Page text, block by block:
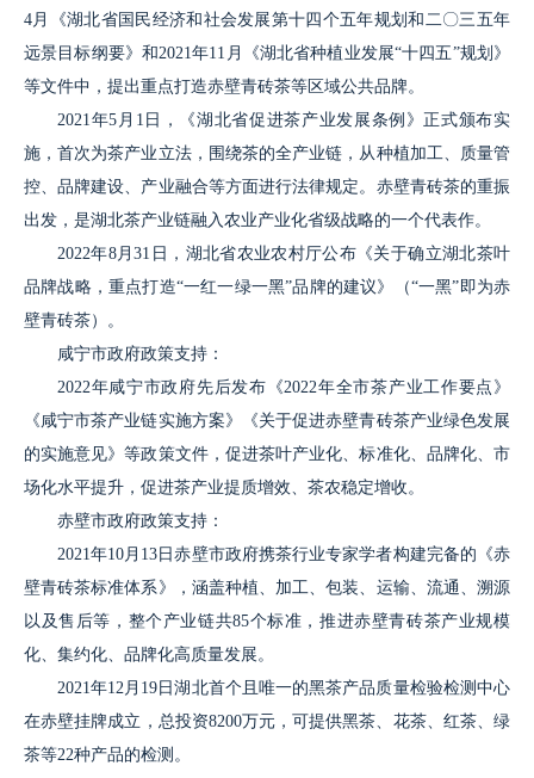
4月《湖北省国民经济和社会发展第十四个五年规划和二〇三五年
远景目标纲要》和2021年11月《湖北省种植业发展“十四五”规划》
等文件中，提出重点打造赤壁青砖茶等区域公共品牌。
2021年5月1日，《湖北省促进茶产业发展条例》正式颁布实
施，首次为茶产业立法，围绕茶的全产业链，从种植加工、质量管
控、品牌建设、产业融合等方面进行法律规定。赤壁青砖茶的重振
出发，是湖北茶产业链融入农业产业化省级战略的一个代表作。
2022年8月31日，湖北省农业农村厅公布《关于确立湖北茶叶
品牌战略，重点打造“一红一绿一黑”品牌的建议》（“一黑”即为赤
壁青砖茶）。
咸宁市政府政策支持：
2022年咸宁市政府先后发布《2022年全市茶产业工作要点》
《咸宁市茶产业链实施方案》《关于促进赤壁青砖茶产业绿色发展
的实施意见》等政策文件，促进茶叶产业化、标准化、品牌化、市
场化水平提升，促进茶产业提质增效、茶农稳定增收。
赤壁市政府政策支持：
2021年10月13日赤壁市政府携茶行业专家学者构建完备的《赤
壁青砖茶标准体系》，涵盖种植、加工、包装、运输、流通、溯源
以及售后等，整个产业链共85个标准，推进赤壁青砖茶产业规模
化、集约化、品牌化高质量发展。
2021年12月19日湖北首个且唯一的黑茶产品质量检验检测中心
在赤壁挂牌成立，总投资8200万元，可提供黑茶、花茶、红茶、绿
茶等22种产品的检测。